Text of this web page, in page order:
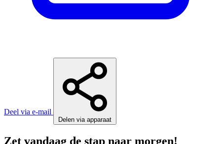
Deel via e-mail
Delen via apparaat
Zet vandaag de stap naar morgen!